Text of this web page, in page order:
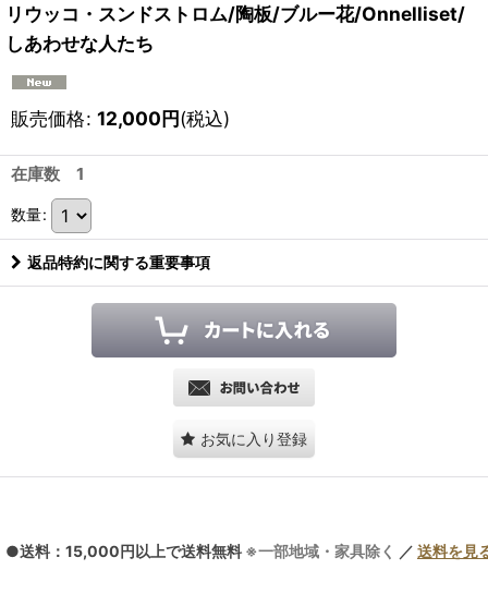
リウッコ・スンドストロム/陶板/ブルー花/Onnelliset/
しあわせな人たち
販売価格: 12,000円(税込)
在庫数 1
数量:
返品特約に関する重要事項
お気に入り登録
●送料：15,000円以上で送料無料 ※一部地域・家具除く ／ 送料を見